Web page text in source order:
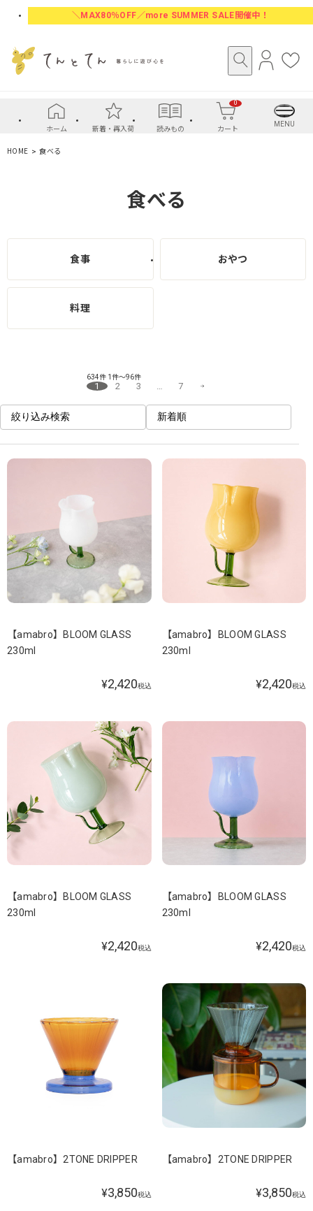
＼MAX80％OFF／more SUMMER SALE開催中！
に
入
り
ホーム 新着・再入荷 読みもの カート
0
MENU
HOME 食べる
食べる
食事 おやつ
料理
634件 1件～96件
1 2 3 … 7
絞り込み検索 新着順
【amabro】BLOOM GLASS
230ml
¥2,420税込
【amabro】BLOOM GLASS
230ml
¥2,420税込
【amabro】BLOOM GLASS
230ml
¥2,420税込
【amabro】BLOOM GLASS
230ml
¥2,420税込
【amabro】2TONE DRIPPER
¥3,850税込
【amabro】2TONE DRIPPER
¥3,850税込